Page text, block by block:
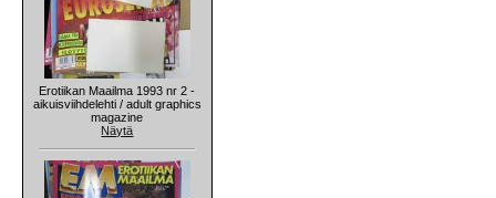
Erotiikan Maailma 1993 nr 2 -
aikuisviihdelehti / adult graphics
magazine
Näytä